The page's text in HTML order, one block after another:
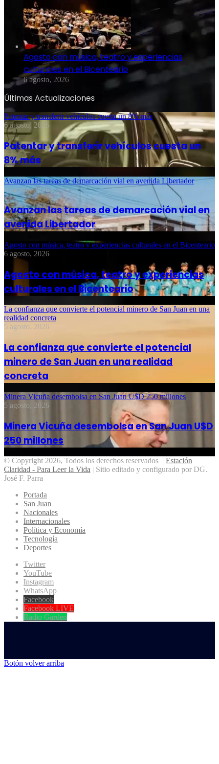
Agosto con música, teatro y experiencias
culturales en el Bicenteario
6 agosto, 2026
Últimas Actualizaciones
Patentar y transferir vehículos cuesta un 8% más
6 agosto, 2026
Patentar y transferir vehículos cuesta un
8% más
Avanzan las tareas de demarcación vial en avenida Libertador
6 agosto, 2026
Avanzan las tareas de demarcación vial en
avenida Libertador
Agosto con música, teatro y experiencias culturales en el Bicenteario
6 agosto, 2026
Agosto con música, teatro y experiencias
culturales en el Bicenteario
La confianza que convierte el potencial minero de San Juan en una
realidad concreta
5 agosto, 2026
La confianza que convierte el potencial
minero de San Juan en una realidad
concreta
Minera Vicuña desembolsa en San Juan U$D 250 millones
5 agosto, 2026
Minera Vicuña desembolsa en San Juan U$D
250 millones
© Copyright 2026, Todos los derechos reservados | Estación
Claridad - Para Leer la Vida | Sitio editado y configurado por DG.
José F. Parra
Portada
San Juan
Nacionales
Internacionales
Política y Economía
Tecnología
Deportes
Twitter
YouTube
Instagram
WhatsApp
Facebook
Facebook LIVE
Radio Garden
Botón volver arriba